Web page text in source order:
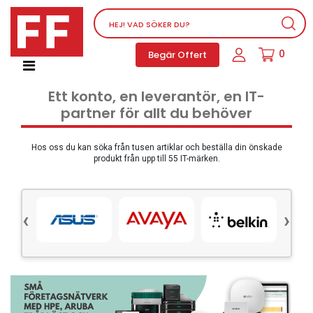
Begär Offert 0
Nätverksutrustning
Service, supportprogram och licenser
Mjukvara
Dator PC-utrustning
Tillbehör
Olika produkter
Kontorsmaterial
Ett konto, en leverantör, en IT-
partner för allt du behöver
Hos oss du kan söka från tusen artiklar och beställa din önskade
produkt från upp till 55 IT-märken.
‹ ›